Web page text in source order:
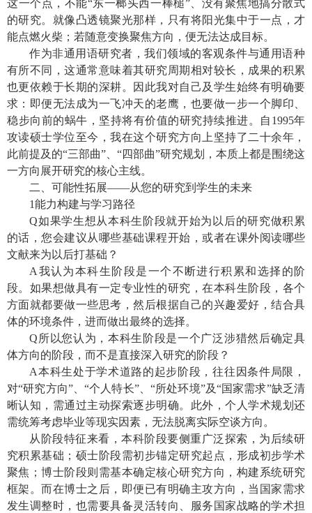
这一个点，不能“东一榔头西一棒槌”、没有聚焦地搞分散式
的研究。就像凸透镜聚光那样，只有将阳光集中于一点，才
能点燃火柴；若随意变换聚焦方向，便无法达成目标。
作为非通用语研究者，我们领域的客观条件与通用语种
有所不同，这通常意味着其研究周期相对较长，成果的积累
也更依赖于长期的深耕。因此我对自己及学生始终有明确要
求：即便无法成为一飞冲天的老鹰，也要做一步一个脚印、
稳步向前的蜗牛，坚持将有价值的研究持续推进。自 1995年
攻读硕士学位至今，我在这个研究方向上坚持了二十余年，
此前提及的“三部曲”、“四部曲”研究规划，本质上都是围绕这
一方向展开研究的核心主线。
二、可能性拓展——从您的研究到学生的未来
1能力构建与学习路径
Q如果学生想从本科生阶段就开始为以后的研究做积累
的话，您会建议从哪些基础课程开始，或者在课外阅读哪些
文献来为以后打基础？
A 我认为本科生阶段是一个不断进行积累和选择的阶
段。如果想做具有一定专业性的研究，在本科生阶段，各个
方面就都要做一些思考，然后根据自己的兴趣爱好，结合具
体的环境条件，进而做出最终的选择。
Q 所以您认为，本科生阶段是一个广泛涉猎然后确定具
体方向的阶段，而不是直接深入研究的阶段？
A本科生处于学术道路的起步阶段，往往因条件局限，
对“研究方向”、“个人特长”、“所处环境”及“国家需求”缺乏清
晰认知，需通过主动探索逐步明确。此外，个人学术规划还
需统筹考虑毕业等现实因素，无法脱离实际空谈方向。
从阶段特征来看，本科阶段要侧重广泛探索，为后续研
究积累基础；硕士阶段需初步锚定研究起点，形成初步学术
聚焦；博士阶段则需基本确定核心研究方向，构建系统研究
框架。而在博士之后，即便已有明确主攻方向，当国家需求
发生调整时，也需要具备灵活转向、服务国家战略的学术担